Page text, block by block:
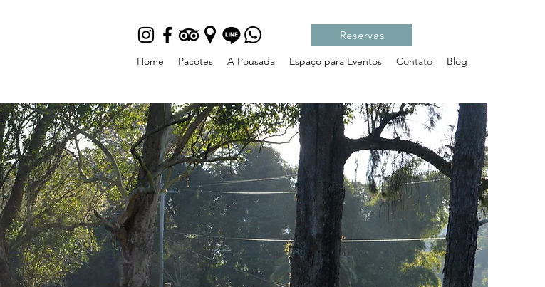
Reservas
Home Pacotes A Pousada Espaço para Eventos Contato Blog